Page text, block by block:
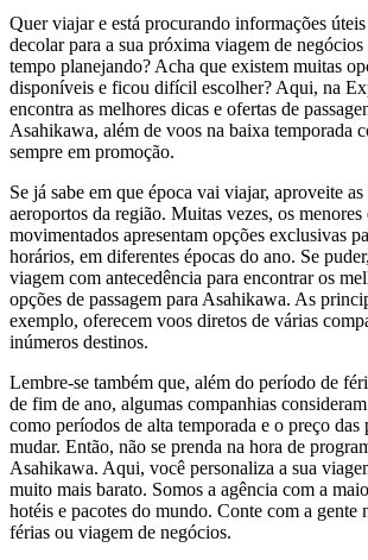
Quer viajar e está procurando informações
decolar para a sua próxima viagem de negócios
tempo planejando? Acha que existem muitas
disponíveis e ficou difícil escolher? Aqui, na
encontra as melhores dicas e ofertas de
Asahikawa, além de voos na baixa temporada
sempre em promoção.
Se já sabe em que época vai viajar, aproveite
aeroportos da região. Muitas vezes, os menores
movimentados apresentam opções exclusivas
horários, em diferentes épocas do ano. Se
viagem com antecedência para encontrar os
opções de passagem para Asahikawa. As
exemplo, oferecem voos diretos de várias
inúmeros destinos.
Lembre-se também que, além do período de
de fim de ano, algumas companhias
como períodos de alta temporada e o preço das
mudar. Então, não se prenda na hora de
Asahikawa. Aqui, você personaliza a sua
muito mais barato. Somos a agência com a
hotéis e pacotes do mundo. Conte com a gente
férias ou viagem de negócios.